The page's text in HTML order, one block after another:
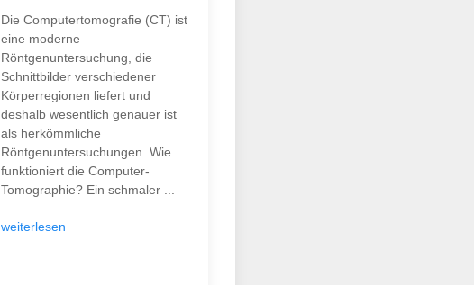
Die Computertomografie (CT) ist
eine moderne
Röntgenuntersuchung, die
Schnittbilder verschiedener
Körperregionen liefert und
deshalb wesentlich genauer ist
als herkömmliche
Röntgenuntersuchungen. Wie
funktioniert die Computer-
Tomographie? Ein schmaler ...
weiterlesen